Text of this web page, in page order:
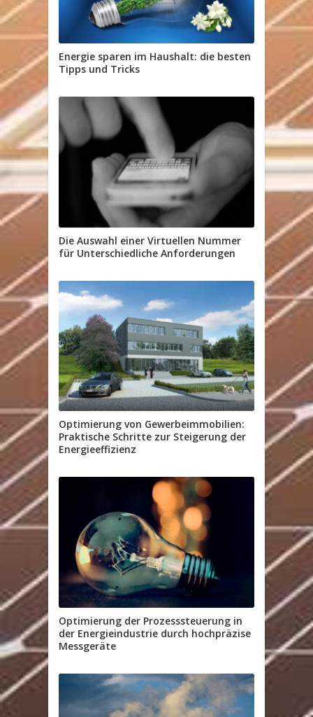
Energie sparen im Haushalt: die besten
Tipps und Tricks
Die Auswahl einer Virtuellen Nummer
für Unterschiedliche Anforderungen
Optimierung von Gewerbeimmobilien:
Praktische Schritte zur Steigerung der
Energieeffizienz
Optimierung der Prozesssteuerung in
der Energieindustrie durch hochpräzise
Messgeräte